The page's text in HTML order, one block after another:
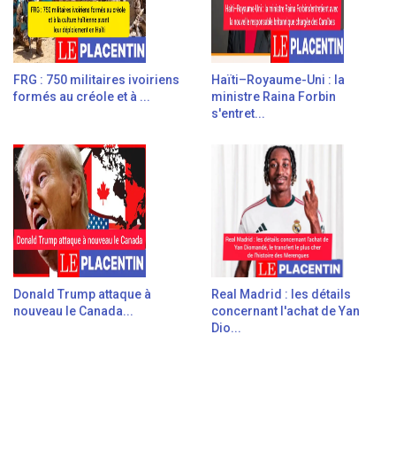
FRG : 750 militaires ivoiriens
formés au créole et à ...
Haïti–Royaume-Uni : la
ministre Raina Forbin
s'entret...
Donald Trump attaque à
nouveau le Canada...
Real Madrid : les détails
concernant l'achat de Yan
Dio...